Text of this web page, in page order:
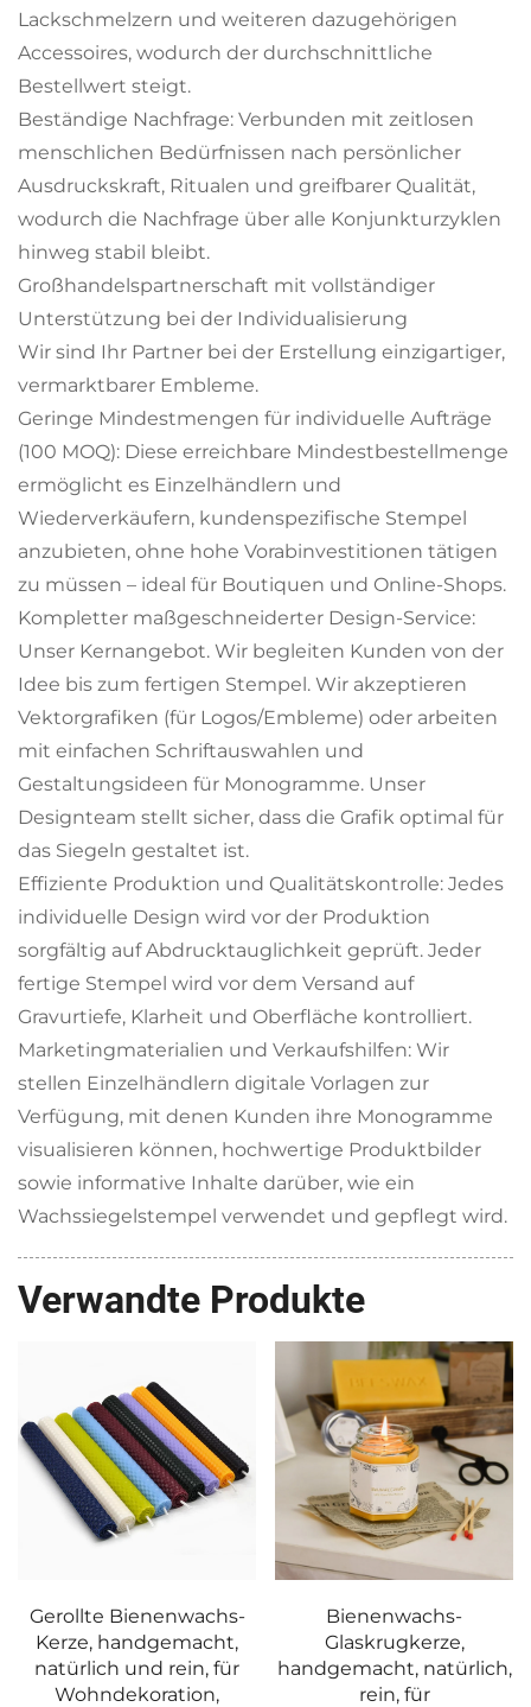
Lackschmelzern und weiteren dazugehörigen
Accessoires, wodurch der durchschnittliche
Bestellwert steigt.
Beständige Nachfrage: Verbunden mit zeitlosen
menschlichen Bedürfnissen nach persönlicher
Ausdruckskraft, Ritualen und greifbarer Qualität,
wodurch die Nachfrage über alle Konjunkturzyklen
hinweg stabil bleibt.
Großhandelspartnerschaft mit vollständiger
Unterstützung bei der Individualisierung
Wir sind Ihr Partner bei der Erstellung einzigartiger,
vermarktbarer Embleme.
Geringe Mindestmengen für individuelle Aufträge
(100 MOQ): Diese erreichbare Mindestbestellmenge
ermöglicht es Einzelhändlern und
Wiederverkäufern, kundenspezifische Stempel
anzubieten, ohne hohe Vorabinvestitionen tätigen
zu müssen – ideal für Boutiquen und Online-Shops.
Kompletter maßgeschneiderter Design-Service:
Unser Kernangebot. Wir begleiten Kunden von der
Idee bis zum fertigen Stempel. Wir akzeptieren
Vektorgrafiken (für Logos/Embleme) oder arbeiten
mit einfachen Schriftauswahlen und
Gestaltungsideen für Monogramme. Unser
Designteam stellt sicher, dass die Grafik optimal für
das Siegeln gestaltet ist.
Effiziente Produktion und Qualitätskontrolle: Jedes
individuelle Design wird vor der Produktion
sorgfältig auf Abdrucktauglichkeit geprüft. Jeder
fertige Stempel wird vor dem Versand auf
Gravurtiefe, Klarheit und Oberfläche kontrolliert.
Marketingmaterialien und Verkaufshilfen: Wir
stellen Einzelhändlern digitale Vorlagen zur
Verfügung, mit denen Kunden ihre Monogramme
visualisieren können, hochwertige Produktbilder
sowie informative Inhalte darüber, wie ein
Wachssiegelstempel verwendet und gepflegt wird.
Verwandte Produkte
für
Bienenwachs-
Glaskrugkerze,
handgemacht, natürlich,
rein, für
Säulenkerzen,
Hochzeit